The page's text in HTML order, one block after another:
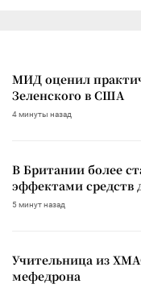
МИД оценил
Зеленского в США
4 минуты назад
В Британии более
эффектами средств
5 минут назад
Учительница из
мефедрона